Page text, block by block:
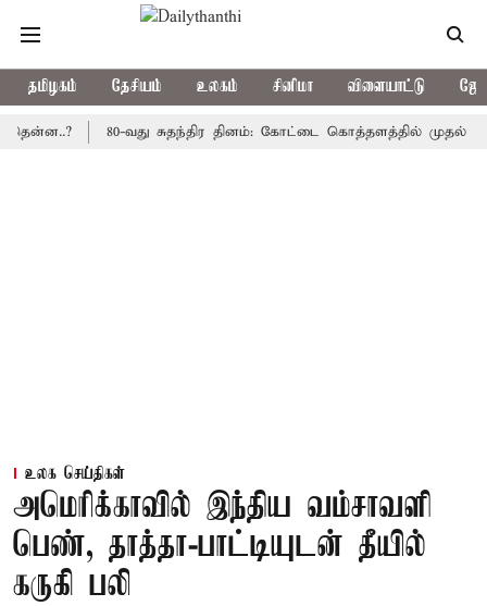
தமிழகம் தேசியம் உலகம் சினிமா விளையாட்டு
80-வது சுதந்திர தினம்: கோட்டை கொத்தளத்தில் முதல்
உலக செய்திகள்
அமெரிக்காவில் இந்திய வம்சாவளி
பெண், தாத்தா-பாட்டியுடன் தீயில்
கருகி பலி